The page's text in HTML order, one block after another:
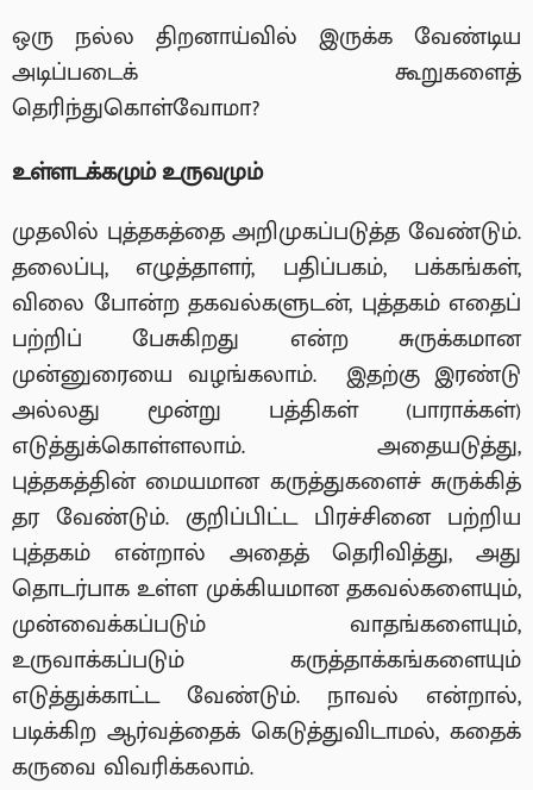
ஒரு நல்ல திறனாய்வில் இருக்க வேண்டிய
அடிப்படைக் கூறுகளைத்
தெரிந்துகொள்வோமா?
உள்ளடக்கமும் உருவமும்
முதலில் புத்தகத்தை அறிமுகப்படுத்த வேண்டும்.
தலைப்பு, எழுத்தாளர், பதிப்பகம், பக்கங்கள்,
விலை போன்ற தகவல்களுடன், புத்தகம் எதைப்
பற்றிப் பேசுகிறது என்ற சுருக்கமான
முன்னுரையை வழங்கலாம். இதற்கு இரண்டு
அல்லது மூன்று பத்திகள் (பாராக்கள்)
எடுத்துக்கொள்ளலாம். அதையடுத்து,
புத்தகத்தின் மையமான கருத்துகளைச் சுருக்கித்
தர வேண்டும். குறிப்பிட்ட பிரச்சினை பற்றிய
புத்தகம் என்றால் அதைத் தெரிவித்து, அது
தொடர்பாக உள்ள முக்கியமான தகவல்களையும்,
முன்வைக்கப்படும் வாதங்களையும்,
உருவாக்கப்படும் கருத்தாக்கங்களையும்
எடுத்துக்காட்ட வேண்டும். நாவல் என்றால்,
படிக்கிற ஆர்வத்தைக் கெடுத்துவிடாமல், கதைக்
கருவை விவரிக்கலாம்.